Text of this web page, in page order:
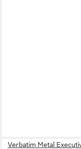
Verbatim Metal